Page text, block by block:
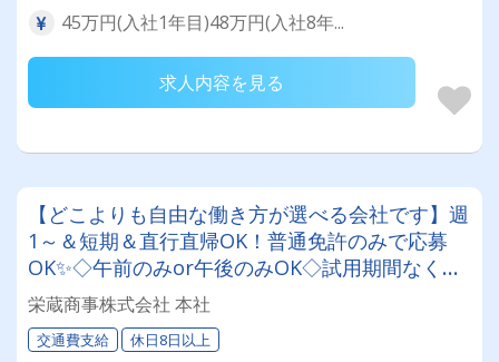
45万円(入社1年目)48万円(入社8年...
求人内容を見る
【どこよりも自由な働き方が選べる会社です】週
1～＆短期＆直行直帰OK！普通免許のみで応募
OK✨◇午前のみor午後のみOK◇試用期間なくす
ぐに即戦力として活躍出来ます！交通費は全額会
社負担◎夜間業務一切なしの陸送・回送ドライバ
ー♪
栄蔵商事株式会社 本社
交通費支給 休日8日以上